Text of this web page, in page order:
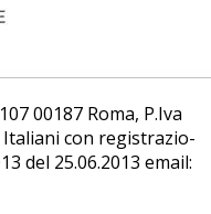
00187 Roma, P.Iva
Ita­lia­ni con re­gi­stra­zio­
del 25.06.2013 email: